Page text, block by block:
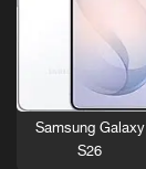
Samsung Galaxy
S26